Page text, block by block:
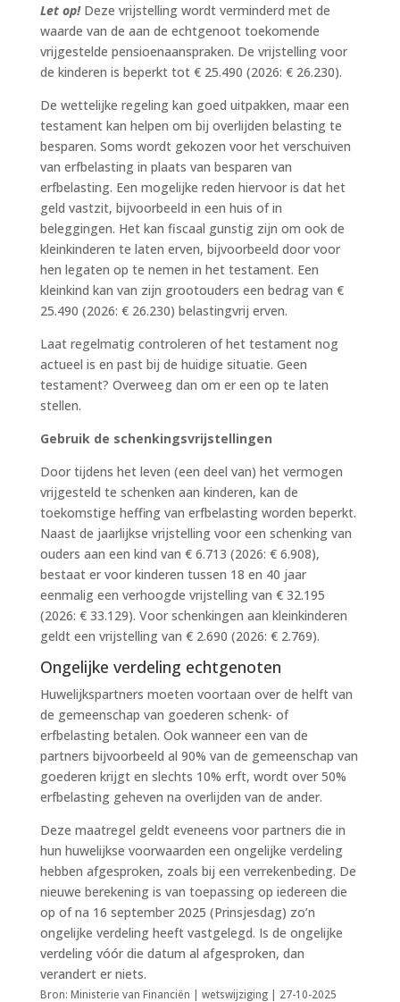
Let op!Deze vrijstelling wordt verminderd met de
waarde van de aan de echtgenoot toekomende
vrijgestelde pensioenaanspraken. De vrijstelling voor
de kinderen is beperkt tot € 25.490 (2026: € 26.230).
De wettelijke regeling kan goed uitpakken, maar een
testament kan helpen om bij overlijden belasting te
besparen. Soms wordt gekozen voor het verschuiven
van erfbelasting in plaats van besparen van
erfbelasting. Een mogelijke reden hiervoor is dat het
geld vastzit, bijvoorbeeld in een huis of in
beleggingen. Het kan fiscaal gunstig zijn om ook de
kleinkinderen te laten erven, bijvoorbeeld door voor
hen legaten op te nemen in het testament. Een
kleinkind kan van zijn grootouders een bedrag van €
25.490 (2026: € 26.230) belastingvrij erven.
Laat regelmatig controleren of het testament nog
actueel is en past bij de huidige situatie. Geen
testament? Overweeg dan om er een op te laten
stellen.
Gebruik de schenkingsvrijstellingen
Door tijdens het leven (een deel van) het vermogen
vrijgesteld te schenken aan kinderen, kan de
toekomstige heffing van erfbelasting worden beperkt.
Naast de jaarlijkse vrijstelling voor een schenking van
ouders aan een kind van € 6.713 (2026: € 6.908),
bestaat er voor kinderen tussen 18 en 40 jaar
eenmalig een verhoogde vrijstelling van € 32.195
(2026: € 33.129). Voor schenkingen aan kleinkinderen
geldt een vrijstelling van € 2.690 (2026: € 2.769).
Ongelijke verdeling echtgenoten
Huwelijkspartners moeten voortaan over de helft van
de gemeenschap van goederen schenk- of
erfbelasting betalen. Ook wanneer een van de
partners bijvoorbeeld al 90% van de gemeenschap van
goederen krijgt en slechts 10% erft, wordt over 50%
erfbelasting geheven na overlijden van de ander.
Deze maatregel geldt eveneens voor partners die in
hun huwelijkse voorwaarden een ongelijke verdeling
hebben afgesproken, zoals bij een verrekenbeding. De
nieuwe berekening is van toepassing op iedereen die
op of na 16 september 2025 (Prinsjesdag) zo’n
ongelijke verdeling heeft vastgelegd. Is de ongelijke
verdeling vóór die datum al afgesproken, dan
verandert er niets.
Bron: Ministerie van Financiën | wetswijziging | 27-10-2025